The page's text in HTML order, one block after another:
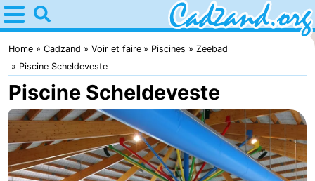
Home
Cadzand
Astuces
Avec
les
enfants
Passer
la
Appartements
Home Cadzand Voir et faire Piscines
Zeebad
Piscine Scheldeveste
Piscine Scheldeveste